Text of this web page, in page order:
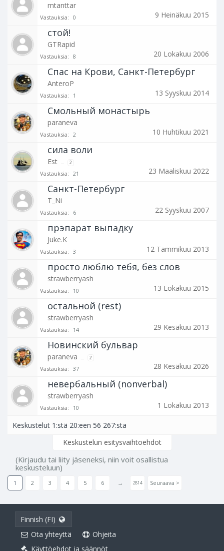
mtanttar
Vastauksia: 0 9 Heinäkuu 2015
стой!
GTRapid
Vastauksia: 8 20 Lokakuu 2006
Спас на Крови, Санкт-Петербург
AnteroP
Vastauksia: 1 13 Syyskuu 2014
Смольный монастырь
paraneva
Vastauksia: 2 10 Huhtikuu 2021
сила воли
Est ... 2
Vastauksia: 21 23 Maaliskuu 2022
Санкт-Петербург
T_Ni
Vastauksia: 6 22 Syyskuu 2007
прэпарат выпадку
Juke.K
Vastauksia: 3 12 Tammikuu 2013
просто люблю тебя, без слов
strawberryash
Vastauksia: 10 13 Lokakuu 2015
остальной (rest)
strawberryash
Vastauksia: 14 29 Kesäkuu 2013
Новинский бульвар
paraneva ... 2
Vastauksia: 37 28 Kesäkuu 2026
невербальный (nonverbal)
strawberryash
Vastauksia: 10 1 Lokakuu 2013
Keskustelut 1:stä 20:een 56 267:sta
Keskustelun esitysvaihtoehdot
(Kirjaudu tai liity jäseneksi, niin voit osallistua
keskusteluun)
1 2 3 4 5 6 → 2814 Seuraava >
Finnish (FI)
Ota yhteyttä
Ohjeita
Käyttöehdot ja säännöt